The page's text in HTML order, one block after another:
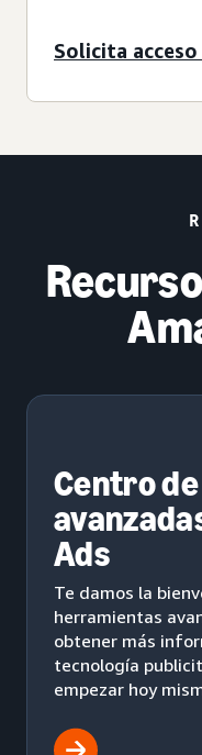
Solicita acceso
Centro
Ads
Te damos la
herramientas
obtener más
tecnología
empezar hoy